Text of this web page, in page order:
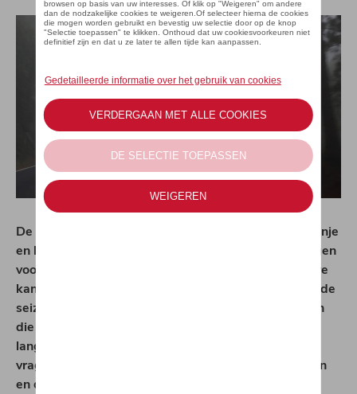
De herfst is het seizoen van de kleuren. De gele, oranje
en bruine kleurschakeringen van het landschap zorgen
voor verlokkelijke weekenduitstapjes. Aan de andere
kant is dit voor bestuurders ook het meest uitdagende
seizoen. Zij hebben immers te kampen met bladeren
die op de weg zijn gevallen, koud weer, regen en
langere donkere periodes. Al die omstandigheden
vragen dat je je wagen in dit seizoen laat controleren
en dat je je rijstijl aanpast.